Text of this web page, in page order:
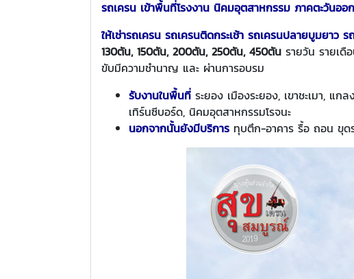
รถเครน เข้าพื้นที่โรงงาน นิคมอุตสาหกรรม ภาคตะวันอ
ให้เช่ารถเครน รถเครนติดกระเช้า รถเครนปลายบูมยาว ร
130ตัน, 150ตัน, 200ตัน, 250ตัน, 450ตัน รายวัน รายเดื
ขับมีความชำนาญ และ ผ่านการอบรม
รับงานในพื้นที่ ระยอง เมืองระยอง, เขาชะเมา,
เทิร์นซีบอร์ด, นิคมอุตสาหกรรมโรจนะ
นอกจากนั้นยังมีบริการ ทุบตึก-อาคาร รื้อ ถอน ขุ